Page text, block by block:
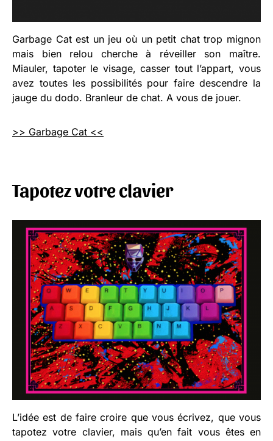
Garbage Cat est un jeu où un petit chat trop mignon
mais bien relou cherche à réveiller son maître.
Miauler, tapoter le visage, casser tout l’appart, vous
avez toutes les possibilités pour faire descendre la
jauge du dodo. Branleur de chat. A vous de jouer.
>> Garbage Cat <<
Tapotez votre clavier
L’idée est de faire croire que vous écrivez, que vous
tapotez votre clavier, mais qu’en fait vous êtes en